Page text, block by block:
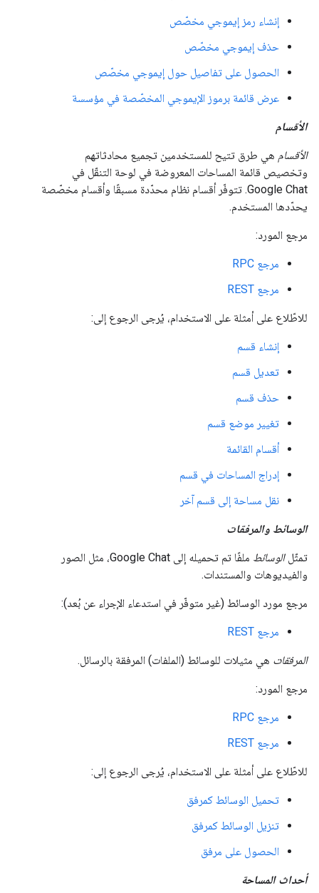
إنشاء رمز إيموجي مخصّص
حذف إيموجي مخصّص
الحصول على تفاصيل حول إيموجي مخصّص
عرض قائمة برموز الإيموجي المخصّصة في مؤسسة
الأقسام
الأقسام هي طرق تتيح للمستخدمين تجميع محادثاتهم
وتخصيص قائمة المساحات المعروضة في لوحة التنقّل في
Google Chat. تتوفّر أقسام نظام محدّدة مسبقًا وأقسام مخصّصة
يحدّدها المستخدم.
مرجع المورد:
مرجع RPC
مرجع REST
للاطّلاع على أمثلة على الاستخدام، يُرجى الرجوع إلى:
إنشاء قسم
تعديل قسم
حذف قسم
تغيير موضع قسم
أقسام القائمة
إدراج المساحات في قسم
نقل مساحة إلى قسم آخر
الوسائط والمرفقات
تمثّلالوسائط
ملفًا تم تحميله إلى Google Chat، مثل الصور
والفيديوهات والمستندات.
مرجع مورد الوسائط (غير متوفّر في استدعاء الإجراء عن بُعد):
مرجع REST
المرفقات هي مثيلات للوسائط (الملفات) المرفقة بالرسائل.
مرجع المورد:
مرجع RPC
مرجع REST
للاطّلاع على أمثلة على الاستخدام، يُرجى الرجوع إلى:
تحميل الوسائط كمرفق
تنزيل الوسائط كمرفق
الحصول على مرفق
أحداث المساحة